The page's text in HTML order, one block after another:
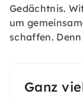
Gedächtnis.
um
schaffen.
Ganz